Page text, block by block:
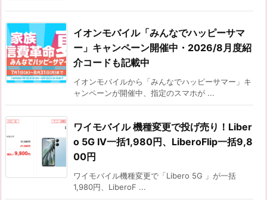
イオンモバイル「みんなでハッピーサマ
ー」キャンペーン開催中・2026/8月度紹
介コードも記載中
イオンモバイルから「みんなでハッピーサマー」キ
ャンペーンが開催中、指定のスマホが ...
ワイモバイル 機種変更で投げ売り！Liber
o 5G IV一括1,980円、LiberoFlip一括9,8
00円
ワイモバイル機種変更で「Libero 5G 」が一括
1,980円、LiberoF ...